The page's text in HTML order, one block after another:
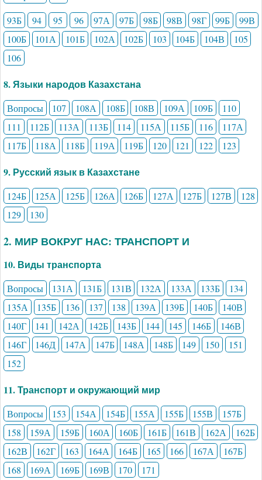
93Б
94 95 96 97А 97Б 98Б 98В 98Г 99Б
99В
100Б
101А 101Б 102А 102Б 103 104Б 104В
105
106
8. Языки народов Казахстана
Вопросы 107 108А 108Б 108В 109А 109Б
110
111
112Б 113А 113Б 114 115А 115Б 116
117А
117Б
118А 118Б 119А 119Б 120 121 122 123
9. Русский язык в Казахстане
124Б 125А 125Б 126А 126Б 127А 127Б 127В
128
129
130
2. МИР ВОКРУГ НАС: ТРАНСПОРТ И
10. Виды транспорта
Вопросы 131А 131Б 131В 132А 133А 133Б
134
135А
135Б 136 137 138 139А 139Б 140Б
140В
140Г
141 142А 142Б 143Б 144 145 146Б
146В
146Г
146Д 147А 147Б 148А 148Б 149 150
151
152
11. Транспорт и окружающий мир
Вопросы 153 154А 154Б 155А 155Б 155В
157Б
158
159А 159Б 160А 160Б 161Б 161В 162А
162Б
162В
162Г 163 164А 164Б 165 166 167А
167Б
168
169А 169Б 169В 170 171